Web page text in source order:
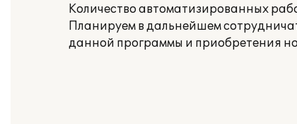
Количество автоматизированных
Планируем в дальнейшем
данной программы и приобретения